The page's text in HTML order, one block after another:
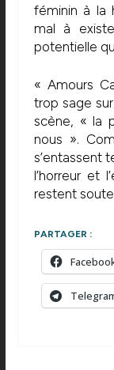
féminin à la
mal à
potentielle
« Amours
trop sage
scène, « la
nous ».
s’entassent
l’horreur et
restent
PARTAGER :